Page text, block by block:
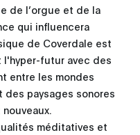
de l’orgue et de la
qui influencera
de Coverdale est
l'hyper-futur avec des
entre les mondes
paysages sonores
méditatives et